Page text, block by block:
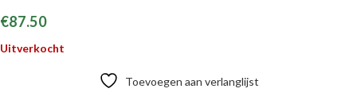
€87.50
Uitverkocht
Toevoegen aan verlanglijst